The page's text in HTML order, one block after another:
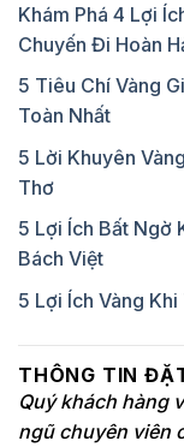
Khám Phá 4 Lợi
Chuyến Đi Hoàn
5 Tiêu Chí Vàng
Toàn Nhất
5 Lời Khuyên
Thơ
5 Lợi Ích Bất Ngờ
Bách Việt
5 Lợi Ích Vàng
THÔNG TIN
Quý khách hàng
ngũ chuyên viên